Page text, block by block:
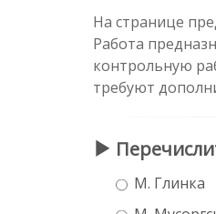
На странице
Работа
контрольную
требуют
М. Глинка